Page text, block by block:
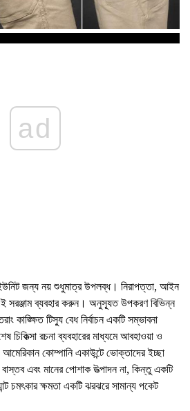
ad
ইউনিট জন্য নয় শুধুমাত্র উপলব্ধ। নিরাপত্তা, আইন
সরঞ্জাম ব্যবহার করুন। অনুস্যূত উপকরণ বিভিন্ন
কাঙ্ক্ষিত টিস্যু বেধ নির্বাচন একটি সম্ভাবনা
চিকিত্সা রচনা ব্যবহারের মাধ্যমে আবহাওয়া ও
কোম্পানি একাউন্টে ভোক্তাদের ইচ্ছা
এবং মানের পোশাক উত্পাদন না, কিন্তু একটি
চমৎকার ক্ষমতা একটি ঝরঝরে সামান্য পকেট